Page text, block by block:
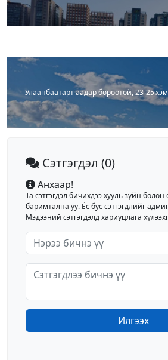
Улаанбаатарт аадар бороотой, 23-25
Сэтгэгдэл (0)
Анхаар!
Та сэтгэгдэл бичихдээ хууль зүйн болон
баримтална уу. Ёс бус сэтгэгдлийг
Мэдээний сэтгэгдэлд хариуцлага
Илгээх